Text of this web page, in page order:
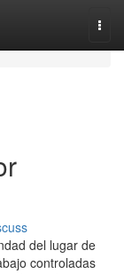
del lugar de
controladas